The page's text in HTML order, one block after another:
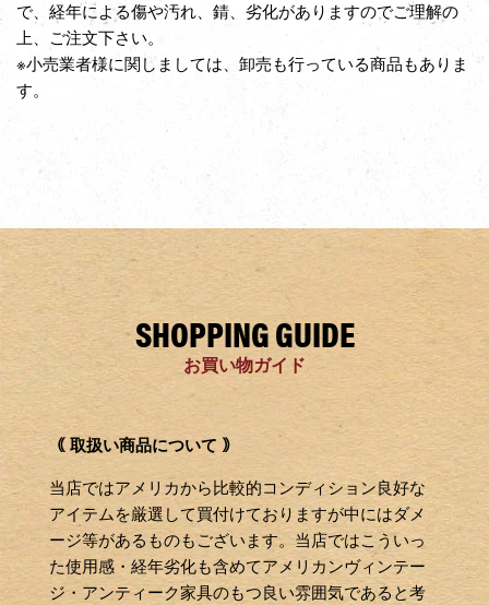
で、経年による傷や汚れ、錆、劣化がありますのでご理解の
上、ご注文下さい。
※小売業者様に関しましては、卸売も行っている商品もありま
す。
SHOPPING GUIDE
お買い物ガイド
｟ 取扱い商品について ｠
当店ではアメリカから比較的コンディション良好な
アイテムを厳選して買付けておりますが中にはダメ
ージ等があるものもございます。当店ではこういっ
た使用感・経年劣化も含めてアメリカンヴィンテー
ジ・アンティーク家具のもつ良い雰囲気であると考